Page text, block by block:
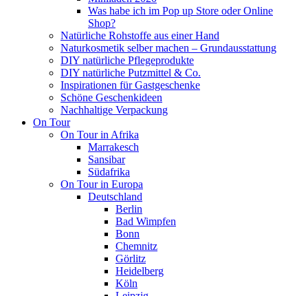
Was habe ich im Pop up Store oder Online
Shop?
Natürliche Rohstoffe aus einer Hand
Naturkosmetik selber machen – Grundausstattung
DIY natürliche Pflegeprodukte
DIY natürliche Putzmittel & Co.
Inspirationen für Gastgeschenke
Schöne Geschenkideen
Nachhaltige Verpackung
On Tour
On Tour in Afrika
Marrakesch
Sansibar
Südafrika
On Tour in Europa
Deutschland
Berlin
Bad Wimpfen
Bonn
Chemnitz
Görlitz
Heidelberg
Köln